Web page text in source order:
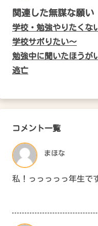
関連した無謀な願い
学校・勉強やりたくな
学校サボりたい〜
勉強中に聞いたほうが
逃亡
コメント一覧
まほな
私！っっっっっ年生で